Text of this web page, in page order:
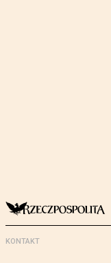
KONTAKT